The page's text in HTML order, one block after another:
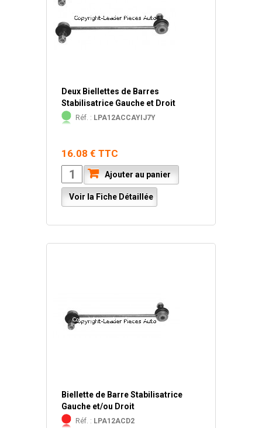
Deux Biellettes de Barres
Stabilisatrice Gauche et Droit
Réf. : LPA12ACCAYIJ7Y
16.08 € TTC
Ajouter au panier
Voir la Fiche Détaillée
Biellette de Barre Stabilisatrice
Gauche et/ou Droit
Réf. : LPA12ACD2